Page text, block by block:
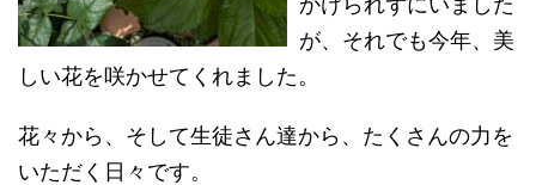
が、それでも今年、美
しい花を咲かせてくれました。
花々から、そして生徒さん達から、たくさんの力を
いただく日々です。